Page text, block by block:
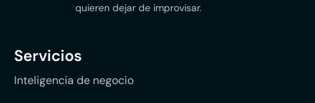
quieren dejar de improvisar.
Servicios
Inteligencia de negocio